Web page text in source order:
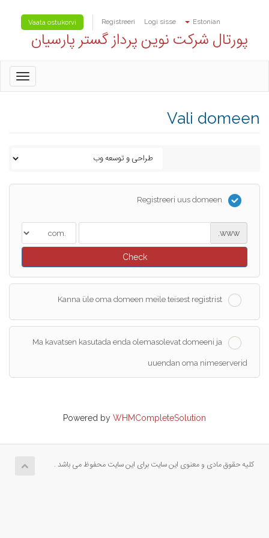
Estonian
Logi sisse
Registreeri
Vaata ostukorvi
پورتال شرکت نوین پرداز گستر پارسیان
Vali domeen
Registreeri uus domeen
www.
Check
Kanna üle oma domeen meile teisest registrist
Ma kavatsen kasutada enda olemasolevat domeeni ja
uuendan oma nimeserverid
Powered by WHMCompleteSolution
کلیه حقوق مادی و معنوی این سایت برای این سایت محفوظ می باشد .